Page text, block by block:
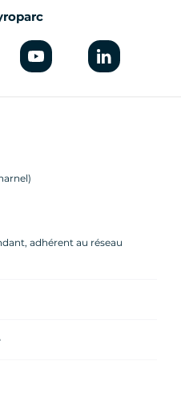
adhérent au réseau